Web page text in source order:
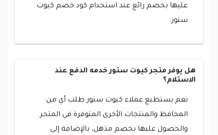
عليها بخصم رائع عند استخدام كود خصم كيوت
ستور.
هل يوفر متجر كيوت ستور خدمه الدفع عند
الاستلام؟
نعم يستطيع عملاء كيوت ستور طلب أي من
المحافظ والمنتجات الأخرى المتوفرة في المتجر
والحصول عليها بخصم مذهل، بالإضافة إلى